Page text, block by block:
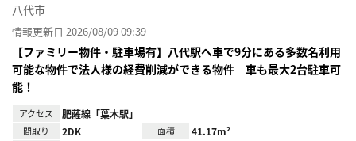
八代市
情報更新日 2026/08/09 09:39
【ファミリー物件・駐車場有】八代駅へ車で9分にある多数名利用
可能な物件で法人様の経費削減ができる物件 車も最大2台駐車可
能！
アクセス 肥薩線「葉木駅」
間取り 2DK 面積 41.17m²